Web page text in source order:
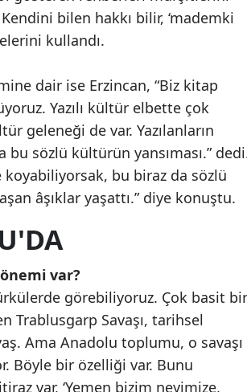
bilen hakkı bilir, ‘mademki
kullandı.
dair ise Erzincan, “Biz kitap
Yazılı kültür elbette çok
geleneği de var. Yazılanların
bu sözlü kültürün yansıması.”
koyabiliyorsak, bu biraz da sözlü
âşıklar yaşattı.” diye konuştu.
var?
görebiliyoruz. Çok basit bir
Trablusgarp Savaşı, tarihsel
Ama Anadolu toplumu, o savaşı
Böyle bir özelliği var. Bunu
var, ‘Yemen bizim neyimize,